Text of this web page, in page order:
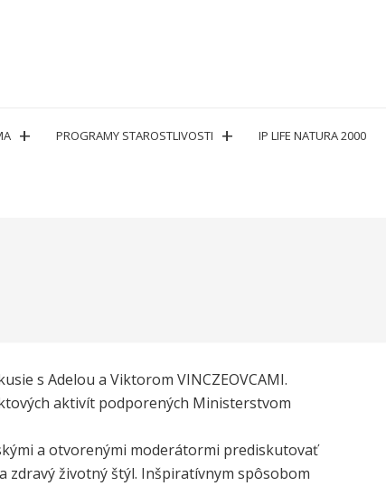
PROGRAMY STAROSTLIVOSTI IP LIFE NATURA 2000
s Adelou a Viktorom VINCZEOVCAMI.
aktivít podporených Ministerstvom
a otvorenými moderátormi prediskutovať
zdravý životný štýl. Inšpiratívnym spôsobom